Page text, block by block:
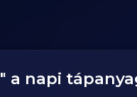
" a napi